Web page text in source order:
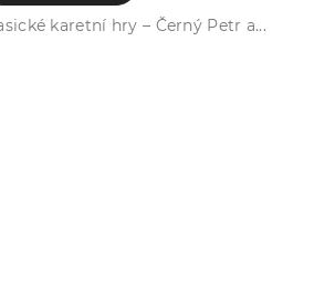
karetní hry – Černý Petr a...